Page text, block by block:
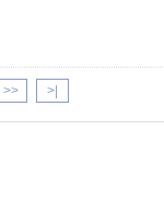
>> >|